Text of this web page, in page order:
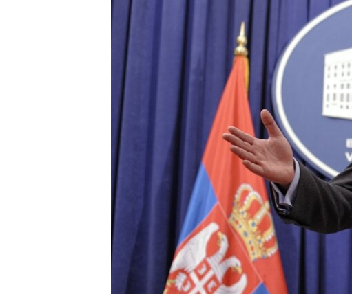
POPLAVE I KLIZIŠTA U BIH 2024.